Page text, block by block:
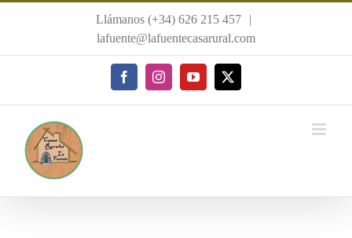
Llámanos (+34) 626 215 457
|
lafuente@lafuentecasarural.com
FacebookInstagramYouTube
X